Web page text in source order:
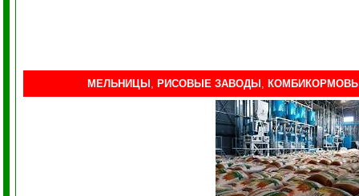
МЕЛЬНИЦЫ , РИСОВЫЕ ЗАВОДЫ ,